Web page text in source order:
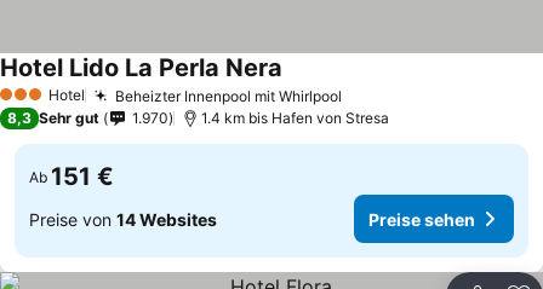
3 SterneHotel Beheizter Innenpool mit Whirlpool
Hotel Lido La Perla Nera
8,3 Sehr gut 1.970 1.4 km bis Hafen von Stresa
Ab 151 €
Preise von 14 Websites Preise sehen